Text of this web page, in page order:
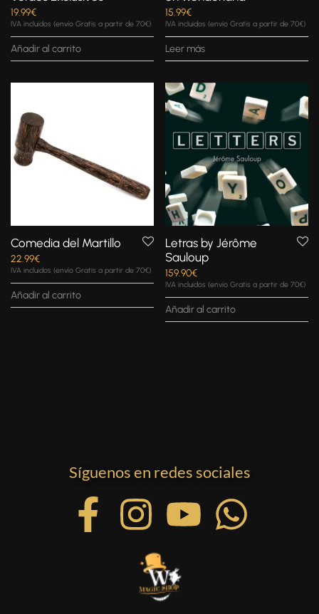
19.99€
IVA incluidos (envío Gratis a partir de 70€)
Añadir al carrito
15.99€
IVA incluidos (envío Gratis a partir de 70€)
Leer más
Comedia del Martillo
22.99€
IVA incluidos (envío Gratis a partir de 70€)
Añadir al carrito
Letras by Jérôme
Sauloup
159.90€
IVA incluidos (envío Gratis a partir de 70€)
Añadir al carrito
Síguenos en redes sociales